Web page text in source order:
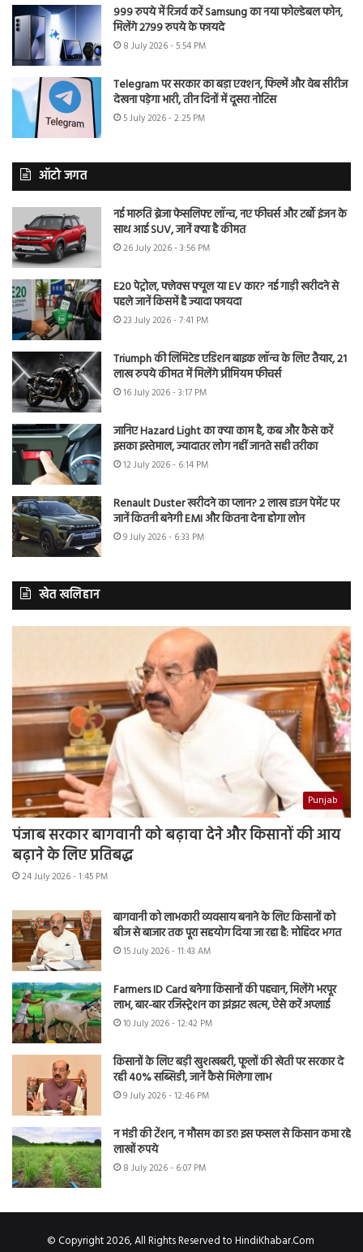
999 रुपये में रिजर्व करें Samsung का नया फोल्डेबल फोन,
मिलेंगे 2799 रुपये के फायदे
8 July 2026 - 5:54 PM
Telegram पर सरकार का बड़ा एक्शन, फिल्में और वेब सीरीज
देखना पड़ेगा भारी, तीन दिनों में दूसरा नोटिस
5 July 2026 - 2:25 PM
ऑटो जगत
नई मारुति ब्रेजा फेसलिफ्ट लॉन्च, नए फीचर्स और टर्बो इंजन के
साथ आई SUV, जानें क्या है कीमत
26 July 2026 - 3:56 PM
E20 पेट्रोल, फ्लेक्स फ्यूल या EV कार? नई गाड़ी खरीदने से
पहले जानें किसमें है ज्यादा फायदा
23 July 2026 - 7:41 PM
Triumph की लिमिटेड एडिशन बाइक लॉन्च के लिए तैयार, 21
लाख रुपये कीमत में मिलेंगे प्रीमियम फीचर्स
16 July 2026 - 3:17 PM
जानिए Hazard Light का क्या काम है, कब और कैसे करें
इसका इस्तेमाल, ज्यादातर लोग नहीं जानते सही तरीका
12 July 2026 - 6:14 PM
Renault Duster खरीदने का प्लान? 2 लाख डाउन पेमेंट पर
जानें कितनी बनेगी EMI और कितना देना होगा लोन
9 July 2026 - 6:33 PM
खेत खलिहान
Punjab
पंजाब सरकार बागवानी को बढ़ावा देने और किसानों की आय
बढ़ाने के लिए प्रतिबद्ध
24 July 2026 - 1:45 PM
बागवानी को लाभकारी व्यवसाय बनाने के लिए किसानों को
बीज से बाजार तक पूरा सहयोग दिया जा रहा है: मोहिंदर भगत
15 July 2026 - 11:43 AM
Farmers ID Card बनेगा किसानों की पहचान, मिलेंगे भरपूर
लाभ, बार-बार रजिस्ट्रेशन का झंझट खत्म, ऐसे करें अप्लाई
10 July 2026 - 12:42 PM
किसानों के लिए बड़ी खुशखबरी, फूलों की खेती पर सरकार दे
रही 40% सब्सिडी, जानें कैसे मिलेगा लाभ
9 July 2026 - 12:46 PM
न मंडी की टेंशन, न मौसम का डर! इस फसल से किसान कमा रहे
लाखों रुपये
8 July 2026 - 6:07 PM
© Copyright 2026, All Rights Reserved to HindiKhabar.Com